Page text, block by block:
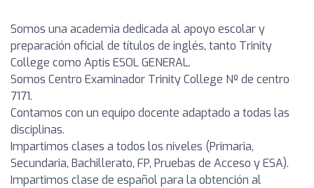
Somos una academia dedicada al apoyo escolar y
preparación oficial de títulos de inglés, tanto Trinity
College como Aptis ESOL GENERAL.
Somos Centro Examinador Trinity College Nº de centro
7171.
Contamos con un equipo docente adaptado a todas las
disciplinas.
Impartimos clases a todos los niveles (Primaria,
Secundaria, Bachillerato, FP, Pruebas de Acceso y ESA).
Impartimos clase de español para la obtención al